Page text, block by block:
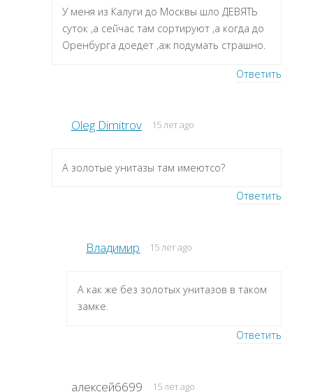
У меня из Калуги до Москвы шло ДЕВЯТЬ
суток ,а сейчас там сортируют ,а когда до
Оренбурга доедет ,аж подумать страшно.
Ответить
Oleg Dimitrov 15 лет ago
А золотые унитазы там имеютсо?
Ответить
Владимир 15 лет ago
А как же без золотых унитазов в таком
замке.
Ответить
алексей6699 15 лет ago